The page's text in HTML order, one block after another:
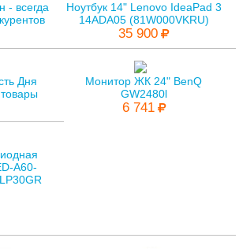
- всегда
Ноутбук 14" Lenovo IdeaPad 3
14ADA05 (81W000VKRU)
35 900
Дня
Монитор ЖК 24" BenQ
GW2480l
6 741
A60-